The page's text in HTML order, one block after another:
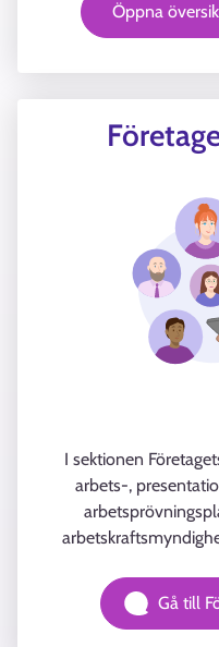
Öppna
I sektionen
arbets-,
Gå till